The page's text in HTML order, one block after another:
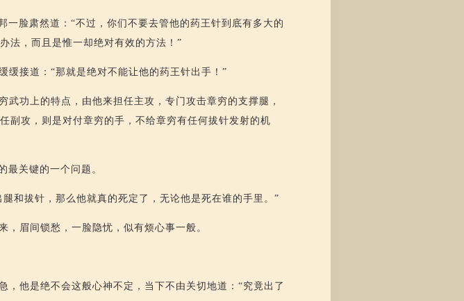
脸肃然道：“不过，你们不要去管他的药王针到底有多大的
法，而且是惟一却绝对有效的方法！”
缓接道：“那就是绝对不能让他的药王针出手！”
功上的特点，由他来担任主攻，专门攻击章穷的支撑腿，
副攻，则是对付章穷的手，不给章穷有任何拔针发射的机
最关键的一个问题。
和拔针，那么他就真的死定了，无论他是死在谁的手里。”
眉间锁愁，一脸隐忧，似有烦心事一般。
他是绝不会这般心神不定，当下不由关切地道：“究竟出了